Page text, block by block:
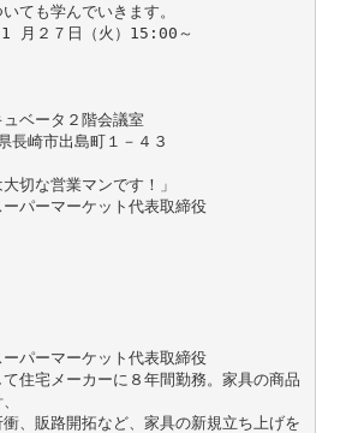
ても学んでいきます。
月２７日（火）15:00～
ベータ２階会議室
崎市出島町１－４３
切な営業マンです！」
パーマーケット代表取締役
パーマーケット代表取締役
住宅メーカーに８年間勤務。家具の商品
、販路開拓など、家具の新規立ち上げを